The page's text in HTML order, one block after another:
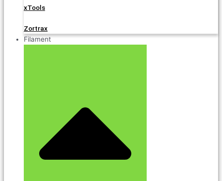
xTools
Zortrax
Filament